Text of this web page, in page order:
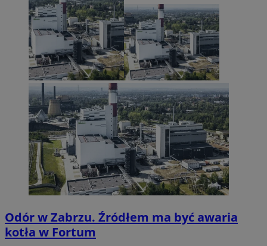
Odór w Zabrzu. Źródłem ma być awaria
kotła w Fortum